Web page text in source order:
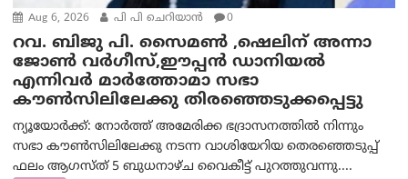
Aug 6, 2026 പി പി ചെറിയാൻ 0
റവ. ബിജു പി. സൈമൺ ,ഷെലിന് അന്നാ
ജോൺ വർഗീസ്,ഈപ്പൻ ഡാനിയൽ
എന്നിവർ മാർത്തോമാ സഭാ
കൗൺസിലിലേക്കു തിരഞ്ഞെടുക്കപ്പെട്ടു
ന്യൂയോർക്ക്: നോർത്ത് അമേരിക്ക ഭദ്രാസനത്തിൽ നിന്നും
സഭാ കൗൺസിലിലേക്കു നടന്ന വാശിയേറിയ തെരഞ്ഞെടുപ്പ്
ഫലം ആഗസ്ത് 5 ബുധനാഴ്ച വൈകീട്ട് പുറത്തുവന്നു....